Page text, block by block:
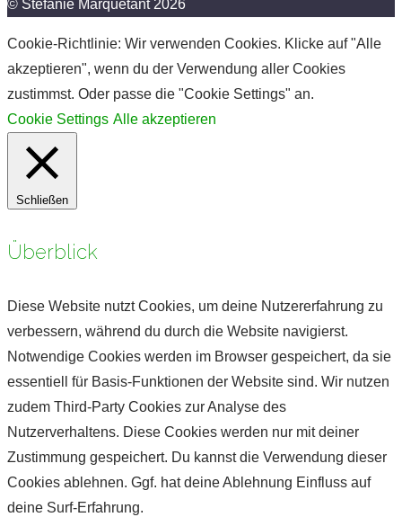
© Stefanie Marquetant 2026
Cookie-Richtlinie: Wir verwenden Cookies. Klicke auf "Alle
akzeptieren", wenn du der Verwendung aller Cookies
zustimmst. Oder passe die "Cookie Settings" an.
Cookie Settings Alle akzeptieren
Schließen
Überblick
Diese Website nutzt Cookies, um deine Nutzererfahrung zu
verbessern, während du durch die Website navigierst.
Notwendige Cookies werden im Browser gespeichert, da sie
essentiell für Basis-Funktionen der Website sind. Wir nutzen
zudem Third-Party Cookies zur Analyse des
Nutzerverhaltens. Diese Cookies werden nur mit deiner
Zustimmung gespeichert. Du kannst die Verwendung dieser
Cookies ablehnen. Ggf. hat deine Ablehnung Einfluss auf
deine Surf-Erfahrung.